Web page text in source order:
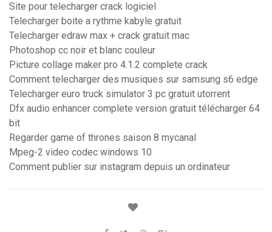
Site pour telecharger crack logiciel
Telecharger boite a rythme kabyle gratuit
Telecharger edraw max + crack gratuit mac
Photoshop cc noir et blanc couleur
Picture collage maker pro 4.1.2 complete crack
Comment telecharger des musiques sur samsung s6 edge
Telecharger euro truck simulator 3 pc gratuit utorrent
Dfx audio enhancer complete version gratuit télécharger 64
bit
Regarder game of thrones saison 8 mycanal
Mpeg-2 video codec windows 10
Comment publier sur instagram depuis un ordinateur